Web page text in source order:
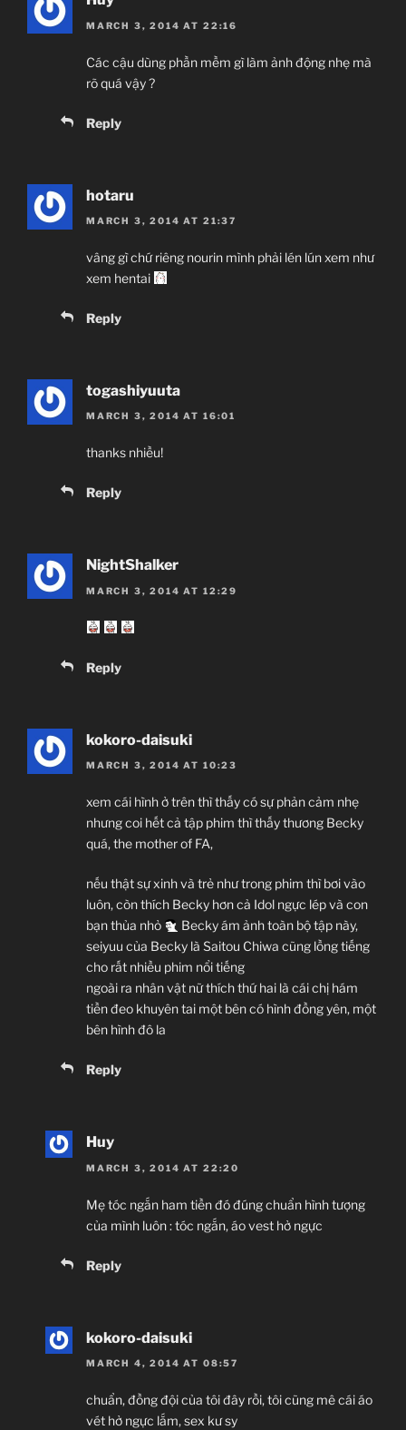
~Thành viên thực hiện~
Chuyện thằng chăn rau và con idol giải nghệ.
MARCH 3, 2014 AT 22:16
Các cậu dùng phần mềm gì làm ảnh động nhẹ mà
rõ quá vậy ?
Reply
hotaru
MARCH 3, 2014 AT 21:37
vâng gì chứ riêng nourin mình phải lén lún xem như
xem hentai
Reply
togashiyuuta
MARCH 3, 2014 AT 16:01
thanks nhiều!
Reply
NightShalker
MARCH 3, 2014 AT 12:29
Reply
kokoro-daisuki
MARCH 3, 2014 AT 10:23
xem cái hình ở trên thì thấy có sự phản cảm nhẹ
nhưng coi hết cả tập phim thì thấy thương Becky
quá, the mother of FA,
nếu thật sự xinh và trẻ như trong phim thì bơi vào
luôn, còn thích Becky hơn cả Idol ngực lép và con
bạn thủa nhỏ
Becky ám ảnh toàn bộ tập này,
seiyuu của Becky là Saitou Chiwa cũng lồng tiếng
cho rất nhiều phim nổi tiếng
ngoài ra nhân vật nữ thích thứ hai là cái chị hám
tiền đeo khuyên tai một bên có hình đồng yên, một
bên hình đô la
Reply
Huy
MARCH 3, 2014 AT 22:20
Mẹ tóc ngắn ham tiền đó đúng chuẩn hình tượng
của mình luôn : tóc ngắn, áo vest hở ngực
Reply
kokoro-daisuki
MARCH 4, 2014 AT 08:57
chuẩn, đồng đội của tôi đây rồi, tôi cũng mê cái áo
vét hở ngực lắm, sex kư sy